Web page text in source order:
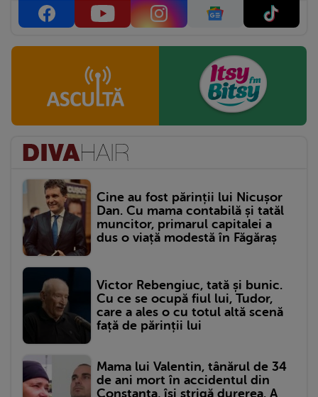
Cine au fost părinții lui Nicușor
Dan. Cu mama contabilă și tatăl
muncitor, primarul capitalei a
dus o viață modestă în Făgăraș
Victor Rebengiuc, tată și bunic.
Cu ce se ocupă fiul lui, Tudor,
care a ales o cu totul altă scenă
față de părinții lui
Mama lui Valentin, tânărul de 34
de ani mort în accidentul din
Constanța, își strigă durerea. A